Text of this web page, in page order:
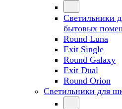
Светильники
бытовых
Round Luna
Exit Single
Round Galaxy
Exit Dual
Round Orion
Светильники для